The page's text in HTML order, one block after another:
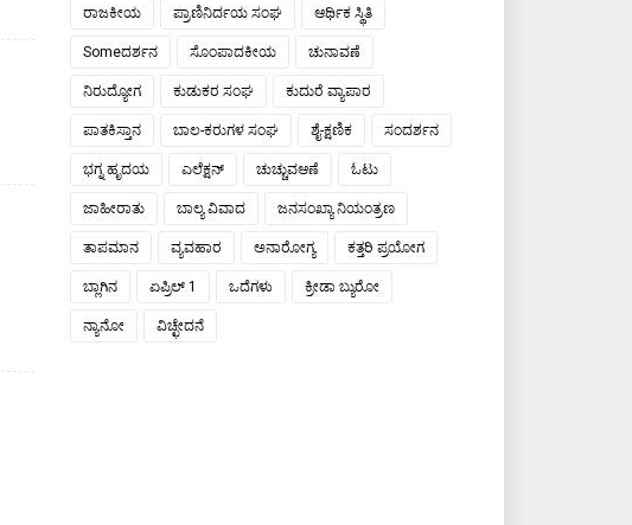
ರಾಜಕೀಯ ಪ್ರಾಣಿನಿರ್ದಯ ಸಂಘ ಆರ್ಥಿಕ ಸ್ಥಿತಿ
Someದರ್ಶನ ಸೊಂಪಾದಕೀಯ ಚುನಾವಣೆ
ನಿರುದ್ಯೋಗ ಕುಡುಕರ ಸಂಘ ಕುದುರೆ ವ್ಯಾಪಾರ
ಪಾತಕಿಸ್ತಾನ ಬಾಲ-ಕರುಗಳ ಸಂಘ ಶೈ-ಕ್ಷಣಿಕ ಸಂದರ್ಶನ
ಭಗ್ನ ಹೃದಯ ಎಲೆಕ್ಷನ್ ಚುಚ್ಚುವಆಣೆ ಓಟು
ಜಾಹೀರಾತು ಬಾಲ್ಯ ವಿವಾದ ಜನಸಂಖ್ಯಾ ನಿಯಂತ್ರಣ
ತಾಪಮಾನ ವ್ಯವಹಾರ ಅನಾರೋಗ್ಯ ಕತ್ತರಿ ಪ್ರಯೋಗ
ಬ್ಲಾಗಿನ ಏಪ್ರಿಲ್ 1 ಒದೆಗಳು ಕ್ರೀಡಾ ಬ್ಯುರೋ
ನ್ಯಾನೋ ವಿಚ್ಛೇದನೆ